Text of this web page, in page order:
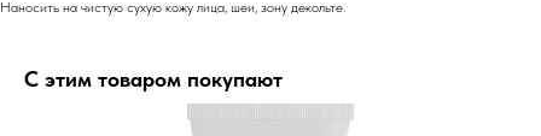
Наносить на чистую сухую кожу лица, шеи, зону декольте.
С этим товаром покупают